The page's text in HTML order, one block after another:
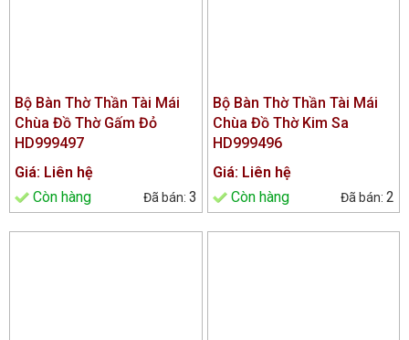
Bộ Bàn Thờ Thần Tài Mái
Chùa Đồ Thờ Gấm Đỏ
HD999497
Giá: Liên hệ
Còn hàng
3
Bộ Bàn Thờ Thần Tài Mái
Chùa Đồ Thờ Kim Sa
HD999496
Giá: Liên hệ
Còn hàng
2